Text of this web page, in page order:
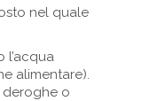
nel quale
l’acqua
alimentare).
deroghe o